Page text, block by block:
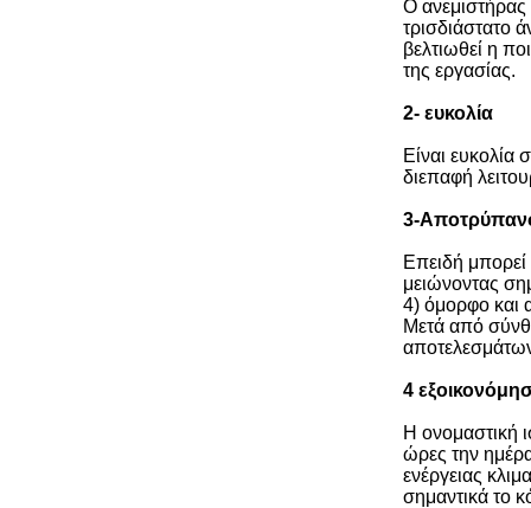
Ο ανεμιστήρας
τρισδιάστατο
βελτιωθεί η
της εργασίας.
2- ευκολία
Είναι ευκολία
διεπαφή
3-
Επειδή
μειώνοντας
4) όμορφο και
Μετά από
4
Η ονομαστική
ώρες την
ενέργειας
σημαντικά το